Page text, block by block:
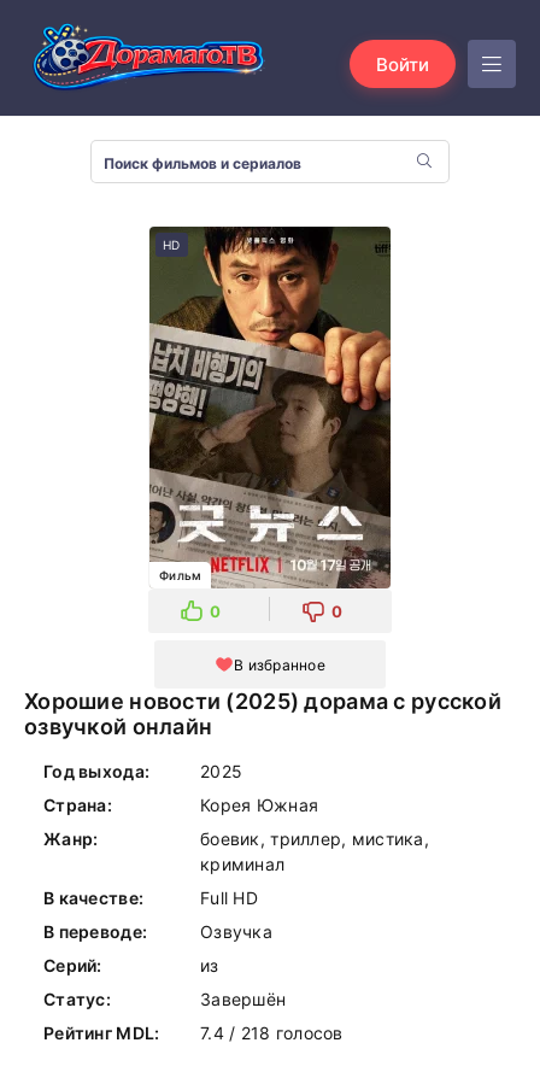
Войти
HD
Фильм
0 0
В избранное
Хорошие новости (2025) дорама с русской
озвучкой онлайн
Год выхода:
2025
Страна:
Корея Южная
Жанр:
боевик, триллер, мистика,
криминал
В качестве:
Full HD
В переводе:
Озвучка
Серий:
из
Статус:
Завершён
Рейтинг MDL:
7.4 / 218 голосов